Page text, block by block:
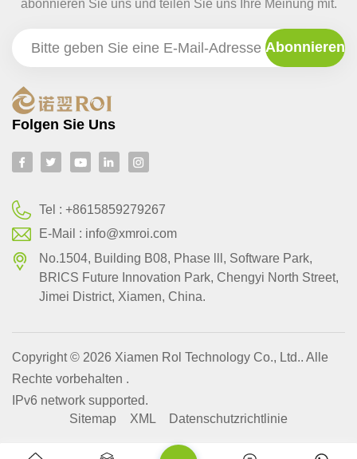
abonnieren Sie uns und teilen Sie uns Ihre Meinung mit.
Folgen Sie Uns
Tel :+8615859279267
E-Mail : info@xmroi.com
No.1504, Building B08, Phase lll, Software Park,
BRlCS Future Innovation Park, Chengyi North Street,
Jimei District, Xiamen, China.
Copyright © 2026 Xiamen Rol Technology Co., Ltd.. Alle
Rechte vorbehalten .
IPv6 network supported.
Sitemap
XML Datenschutzrichtlinie